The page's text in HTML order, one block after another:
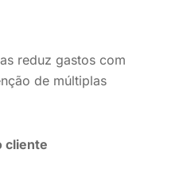
reduz gastos com
de múltiplas
cliente